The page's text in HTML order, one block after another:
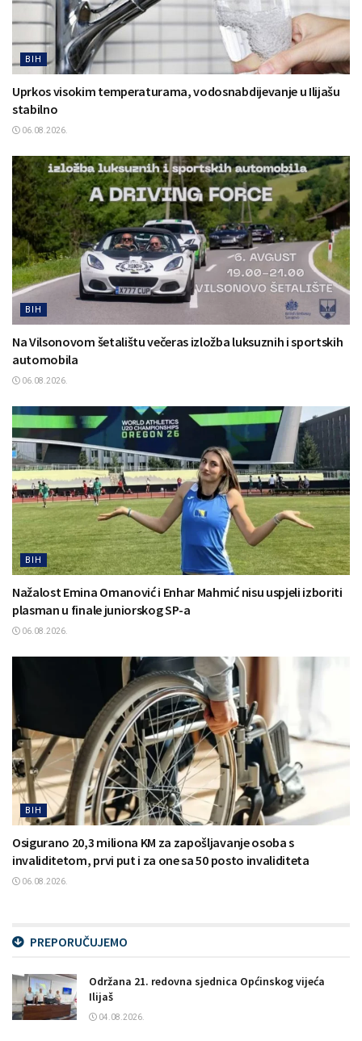
BIH
Uprkos visokim temperaturama, vodosnabdijevanje u Ilijašu
stabilno
06.08.2026.
BIH
Na Vilsonovom šetalištu večeras izložba luksuznih i sportskih
automobila
06.08.2026.
BIH
Nažalost Emina Omanović i Enhar Mahmić nisu uspjeli izboriti
plasman u finale juniorskog SP-a
06.08.2026.
BIH
Osigurano 20,3 miliona KM za zapošljavanje osoba s
invaliditetom, prvi put i za one sa 50 posto invaliditeta
06.08.2026.
PREPORUČUJEMO
Održana 21. redovna sjednica Općinskog vijeća
Ilijaš
04.08.2026.